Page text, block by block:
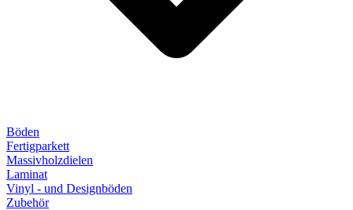
Böden
Fertigparkett
Massivholzdielen
Laminat
Vinyl - und Designböden
Zubehör